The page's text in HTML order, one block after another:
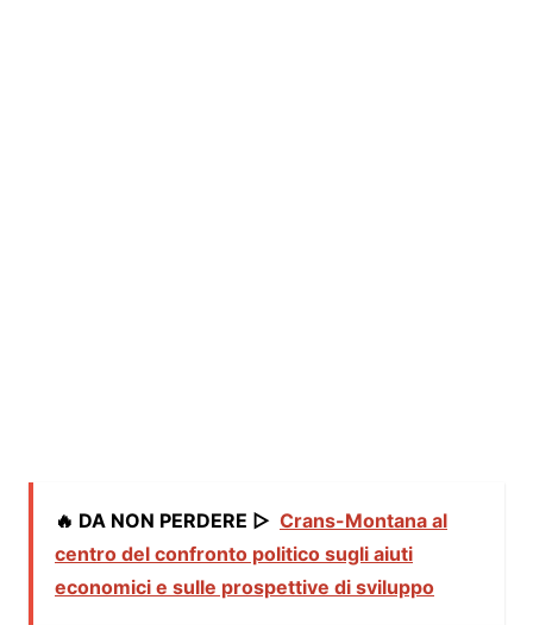
🔥 DA NON PERDERE ▷ Crans-Montana al
centro del confronto politico sugli aiuti
economici e sulle prospettive di sviluppo